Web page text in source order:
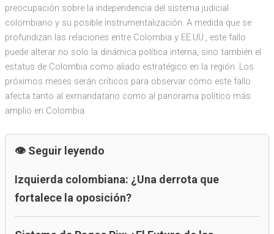
preocupación sobre la independencia del sistema judicial
colombiano y su posible instrumentalización. A medida que se
profundizan las relaciones entre Colombia y EE.UU., este fallo
puede alterar no solo la dinámica política interna, sino también el
estatus de Colombia como aliado estratégico en la región. Los
próximos meses serán críticos para observar cómo este fallo
afecta tanto al exmandatario como al panorama político más
amplio en Colombia.
Seguir leyendo
Izquierda colombiana: ¿Una derrota que
fortalece la oposición?